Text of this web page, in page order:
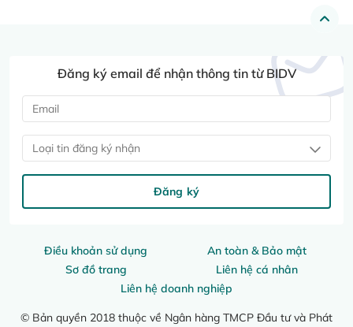
Điều khoản sử dụng
An toàn & Bảo mật
Sơ đồ trang
Liên hệ cá nhân
Liên hệ doanh nghiệp
© Bản quyền 2018 thuộc về Ngân hàng TMCP Đầu tư và Phát
Đăng ký email để nhận thông tin từ BIDV
Loại tin đăng ký nhận
Đăng ký